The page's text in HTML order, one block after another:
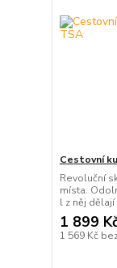
Cestovní
Revoluční
místa.
l z něj
1 899
1 569 Kč